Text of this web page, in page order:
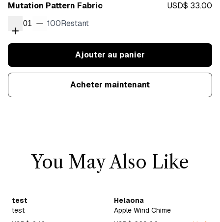
Mutation Pattern Fabric USD$ 33.00
01 100Restant
Ajouter au panier
Acheter maintenant
You May Also Like
test
test
Helaona
Apple Wind Chime